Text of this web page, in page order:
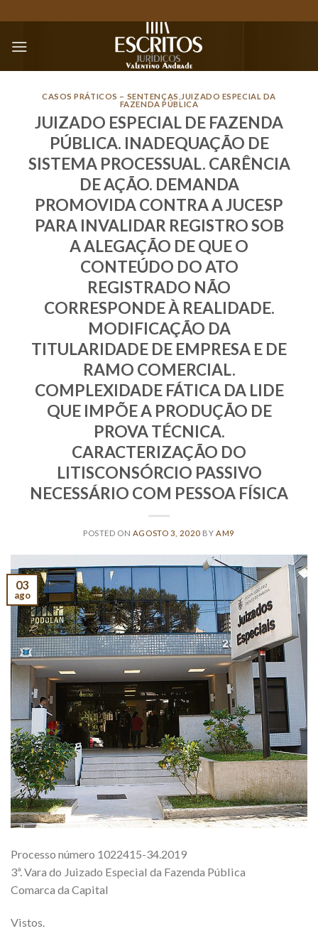
to
content
CASOS PRÁTICOS – SENTENÇAS JUIZADO ESPECIAL DA
FAZENDA PÚBLICA
JUIZADO ESPECIAL DE FAZENDA
PÚBLICA. INADEQUAÇÃO DE
SISTEMA PROCESSUAL. CARÊNCIA
DE AÇÃO. DEMANDA
PROMOVIDA CONTRA A JUCESP
PARA INVALIDAR REGISTRO SOB
A ALEGAÇÃO DE QUE O
CONTEÚDO DO ATO
REGISTRADO NÃO
CORRESPONDE À REALIDADE.
MODIFICAÇÃO DA
TITULARIDADE DE EMPRESA E DE
RAMO COMERCIAL.
COMPLEXIDADE FÁTICA DA LIDE
QUE IMPÕE A PRODUÇÃO DE
PROVA TÉCNICA.
CARACTERIZAÇÃO DO
LITISCONSÓRCIO PASSIVO
NECESSÁRIO COM PESSOA FÍSICA
POSTED ON AGOSTO 3, 2020 BYAM9
03
ago
Processo número 1022415-34.2019
3ª. Vara do Juizado Especial da Fazenda Pública
Comarca da Capital
Vistos.